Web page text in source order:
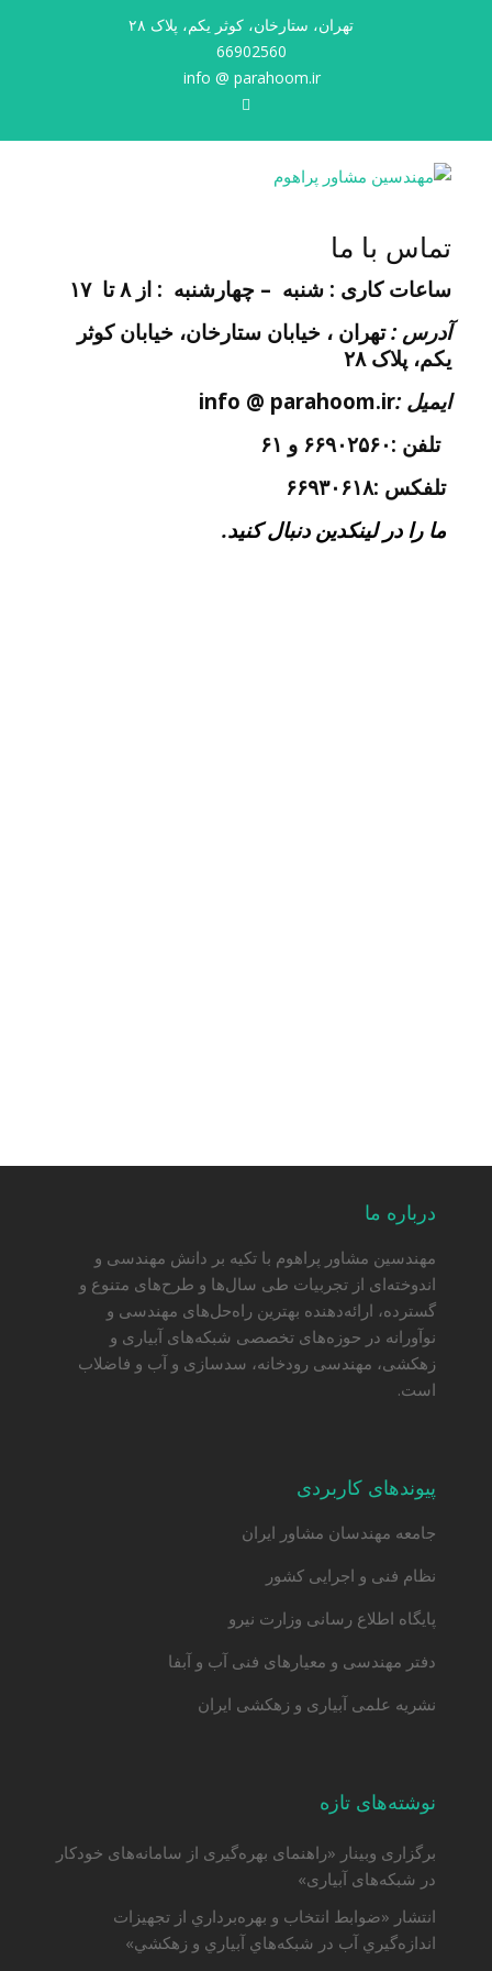
تهران، ستارخان، کوثر یکم، پلاک ۲۸
66902560
info @ parahoom.ir
تماس با ما
ساعات کاری : شنبه – چهارشنبه : از ۸ تا ۱۷
آدرس :تهران ، خیابان ستارخان، خیابان کوثر
یکم، پلاک ۲۸
ایمیل :info @ parahoom.ir
تلفن :۶۶۹۰۲۵۶۰ و ۶۱
تلفکس :۶۶۹۳۰۶۱۸
ما را در لینکدین دنبال کنید.
درباره ما
مهندسین مشاور پراهوم با تکیه بر دانش مهندسی و
اندوخته‌ای از تجربیات طی سال‌ها و طرح‌های متنوع و
گسترده، ارائه‌دهنده بهترین راه‌حل‌های مهندسی و
نوآورانه در حوزه‌های تخصصی شبکه‌های آبیاری و
زهکشی، مهندسی رودخانه، سدسازی و آب و فاضلاب
است.
پیوندهای کاربردی
جامعه مهندسان مشاور ایران
نظام فنی و اجرایی کشور
پایگاه اطلاع رسانی وزارت نیرو
دفتر مهندسی و معیارهای فنی آب و آبفا
نشریه علمی آبیاری و زهکشی ایران
نوشته‌های تازه
برگزاری وبینار «راهنمای بهره‌گیری از سامانه‌های خودکار
در شبکه‌های آبیاری»
انتشار «ضوابط انتخاب و بهره‌برداري از تجهيزات
اندازه‌گيري آب در شبكه‌هاي آبياري و زهكشي»